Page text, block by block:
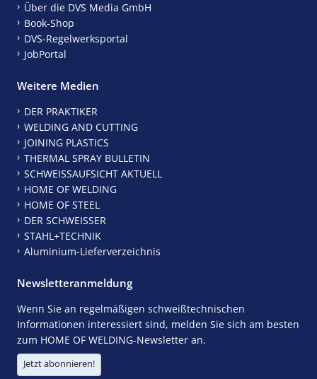
Über die DVS Media GmbH
Book-Shop
DVS-Regelwerksportal
JobPortal
Weitere Medien
DER PRAKTIKER
WELDING AND CUTTING
JOINING PLASTICS
THERMAL SPRAY BULLETIN
SCHWEISSAUFSICHT AKTUELL
HOME OF WELDING
HOME OF STEEL
DER SCHWEISSER
STAHL+TECHNIK
Aluminium-Lieferverzeichnis
Newsletteranmeldung
Wenn Sie an regelmäßigen schweißtechnischen
Informationen interessiert sind, melden Sie sich am besten
zum HOME OF WELDING-Newsletter an.
Jetzt abonnieren!